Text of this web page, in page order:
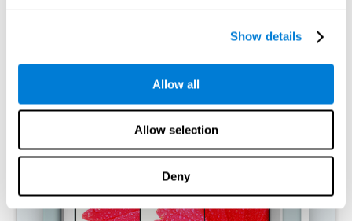
Show details
Allow all
Allow selection
Deny
ongebruikte verbindingen te verbreken. Als een cognitieve
vaardigheid normaal niet wordt gebruikt, leveren de hersenen
wordt het zwakker en zwakker. Als we die cognitieve functie niet
trainen, worden we minder efficiënt in onze dagelijkse activiteiten.